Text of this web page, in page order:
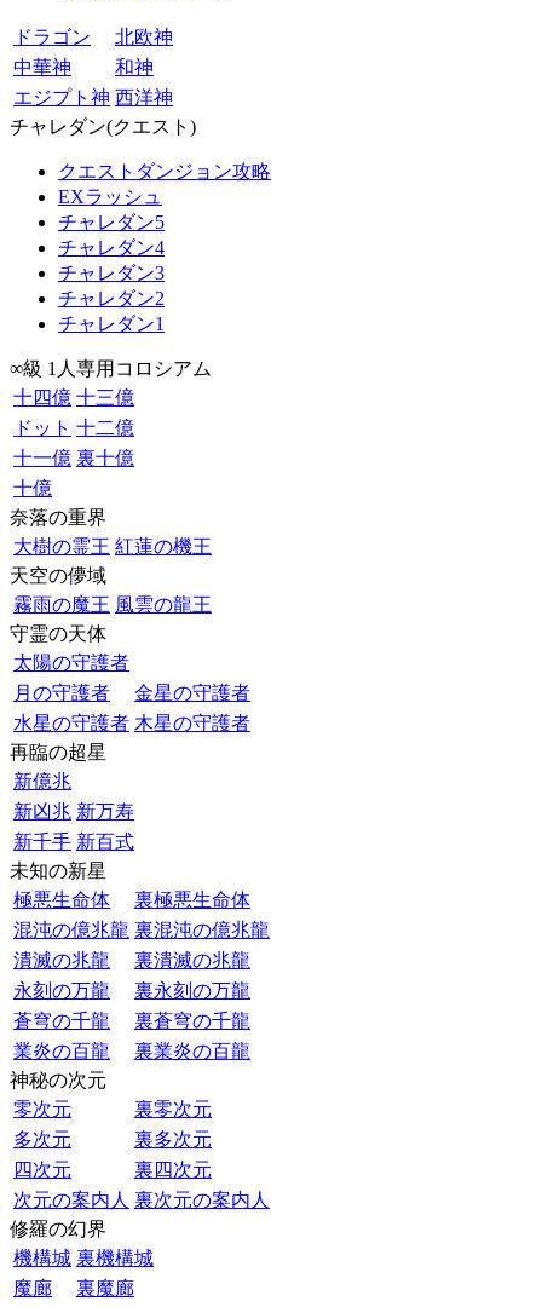
ドラゴン
北欧神
中華神
和神
エジプト神 西洋神
チャレダン(クエスト)
クエストダンジョン攻略
EXラッシュ
チャレダン5
チャレダン4
チャレダン3
チャレダン2
チャレダン1
∞級 1人専用コロシアム
十四億 十三億
ドット 十二億
十一億 裏十億
十億
奈落の重界
大樹の霊王 紅蓮の機王
天空の儚域
霧雨の魔王 風雲の龍王
守霊の天体
太陽の守護者
月の守護者
金星の守護者
水星の守護者 木星の守護者
再臨の超星
新億兆
新凶兆 新万寿
新千手 新百式
未知の新星
極悪生命体
裏極悪生命体
混沌の億兆龍 裏混沌の億兆龍
潰滅の兆龍
裏潰滅の兆龍
永刻の万龍
裏永刻の万龍
蒼穹の千龍
裏蒼穹の千龍
業炎の百龍
裏業炎の百龍
神秘の次元
零次元
裏零次元
多次元
裏多次元
四次元
裏四次元
次元の案内人 裏次元の案内人
修羅の幻界
機構城 裏機構城
魔廊
裏魔廊